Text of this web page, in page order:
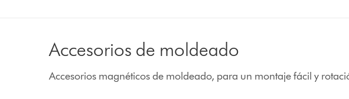
Accesorios de moldeado
Accesorios magnéticos de moldeado, para un montaje fácil y